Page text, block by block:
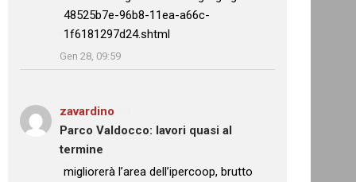
48525b7e-96b8-11ea-a66c-
1f6181297d24.shtml
Gen 28, 09:59
zavardino
Parco Valdocco: lavori quasi al
termine
: “
migliorerà l’area dell’ipercoop, brutto